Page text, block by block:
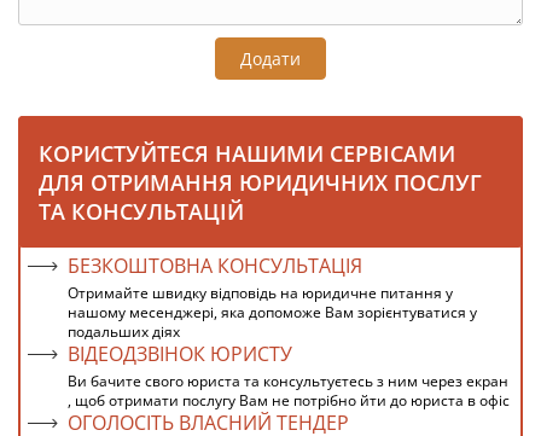
Додати
КОРИСТУЙТЕСЯ НАШИМИ СЕРВІСАМИ
ДЛЯ ОТРИМАННЯ ЮРИДИЧНИХ ПОСЛУГ
ТА КОНСУЛЬТАЦІЙ
БЕЗКОШТОВНА КОНСУЛЬТАЦІЯ
Отримайте швидку відповідь на юридичне питання у
нашому месенджері, яка допоможе Вам зорієнтуватися у
подальших діях
ВІДЕОДЗВІНОК ЮРИСТУ
Ви бачите свого юриста та консультуєтесь з ним через екран
, щоб отримати послугу Вам не потрібно йти до юриста в офіс
ОГОЛОСІТЬ ВЛАСНИЙ ТЕНДЕР